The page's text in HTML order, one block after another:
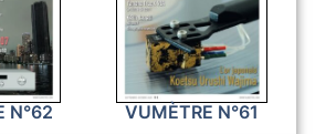
N°62 VUMÈTRE N°61